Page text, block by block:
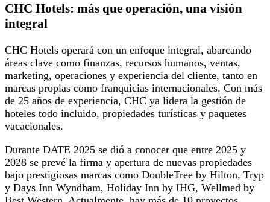
CHC Hotels: más que operación, una visión
integral
CHC Hotels operará con un enfoque integral, abarcando
áreas clave como finanzas, recursos humanos, ventas,
marketing, operaciones y experiencia del cliente, tanto en
marcas propias como franquicias internacionales. Con más
de 25 años de experiencia, CHC ya lidera la gestión de
hoteles todo incluido, propiedades turísticas y paquetes
vacacionales.
Durante DATE 2025 se dió a conocer que entre 2025 y
2028 se prevé la firma y apertura de nuevas propiedades
bajo prestigiosas marcas como DoubleTree by Hilton, Tryp
y Days Inn Wyndham, Holiday Inn by IHG, Wellmed by